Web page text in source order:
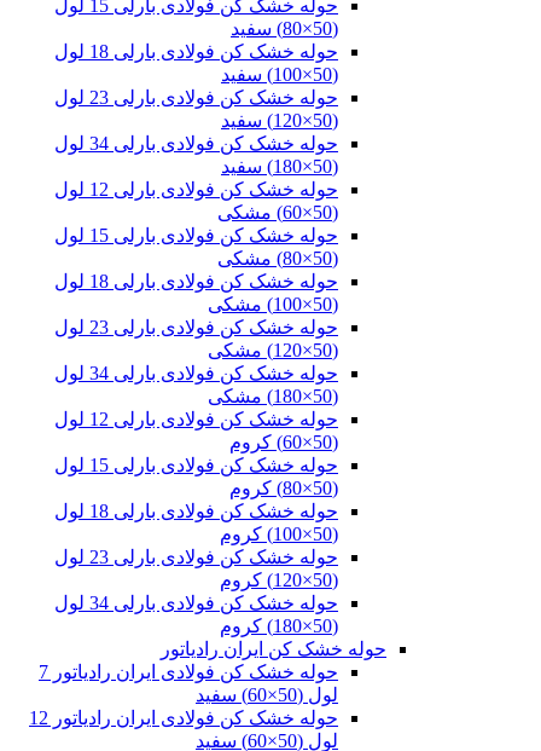
حوله خشک کن فولادی بارلی 15 لول
(50×80) سفید
حوله خشک کن فولادی بارلی 18 لول
(50×100) سفید
حوله خشک کن فولادی بارلی 23 لول
(50×120) سفید
حوله خشک کن فولادی بارلی 34 لول
(50×180) سفید
حوله خشک کن فولادی بارلی 12 لول
(50×60) مشکی
حوله خشک کن فولادی بارلی 15 لول
(50×80) مشکی
حوله خشک کن فولادی بارلی 18 لول
(50×100) مشکی
حوله خشک کن فولادی بارلی 23 لول
(50×120) مشکی
حوله خشک کن فولادی بارلی 34 لول
(50×180) مشکی
حوله خشک کن فولادی بارلی 12 لول
(50×60) کروم
حوله خشک کن فولادی بارلی 15 لول
(50×80) کروم
حوله خشک کن فولادی بارلی 18 لول
(50×100) کروم
حوله خشک کن فولادی بارلی 23 لول
(50×120) کروم
حوله خشک کن فولادی بارلی 34 لول
(50×180) کروم
حوله خشک کن ایران رادیاتور
حوله خشک کن فولادی ایران رادیاتور 7
لول (50×60) سفید
حوله خشک کن فولادی ایران رادیاتور 12
لول (50×60) سفید